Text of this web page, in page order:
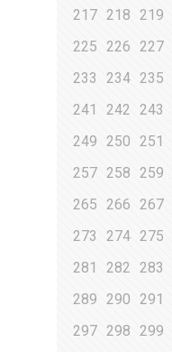
217 218 219
225 226 227
233
234 235
241
242 243
249 250 251
257 258 259
265 266 267
273
274 275
281
282 283
289 290 291
297 298 299